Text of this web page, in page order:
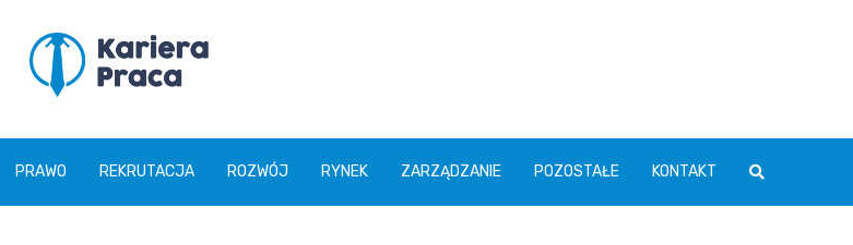
karierapraca.pl
PRAWO REKRUTACJA ROZWÓJ RYNEK ZARZĄDZANIE POZOSTAŁE KONTAKT